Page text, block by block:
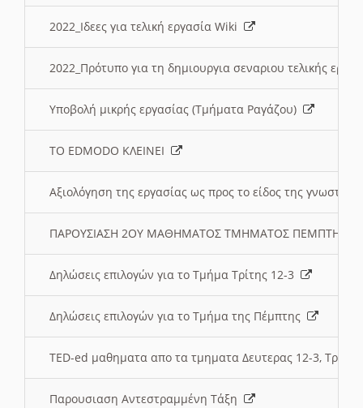
2022_Ιδεες για τελική εργασία Wiki
2022_Πρότυπο για τη δημιουργια σεναριου τελικής
Υποβολή μικρής εργασίας (Τμήματα Ραγάζου)
ΤΟ EDMODO ΚΛΕΙΝΕΙ
Αξιολόγηση της εργασίας ως προς το είδος της
ΠΑΡΟΥΣΙΑΣΗ 2ΟΥ ΜΑΘΗΜΑΤΟΣ ΤΜΗΜΑΤΟΣ
Δηλώσεις επιλογών για το Τμήμα Τρίτης 12-3
Δηλώσεις επιλογών για το Τμήμα της Πέμπτης
TED-ed μαθηματα απο τα τμηματα Δευτερας 12-3,
Παρουσιαση Αντεστραμμένη Τάξη